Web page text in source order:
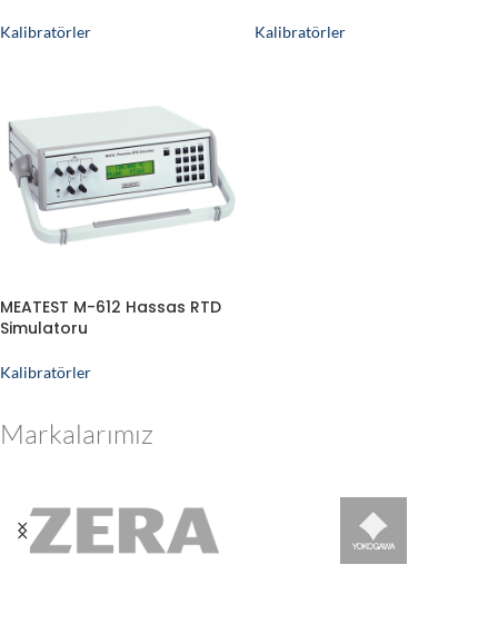
Kalibratörler Kalibratörler
MEATEST M-612 Hassas RTD
Simulatoru
Kalibratörler
Markalarımız